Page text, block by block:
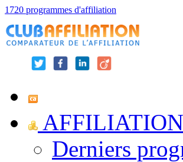
1720 programmes d'affiliation
AFFILIATION
Derniers